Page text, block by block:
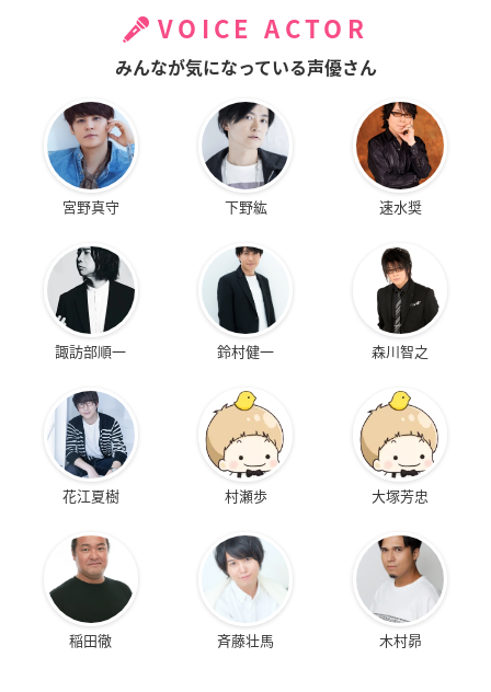
VOICE ACTOR
みんなが気になっている声優さん
宮野真守 下野紘 速水奨
諏訪部順一 鈴村健一 森川智之
花江夏樹 村瀬歩 大塚芳忠
稲田徹 斉藤壮馬 木村昴